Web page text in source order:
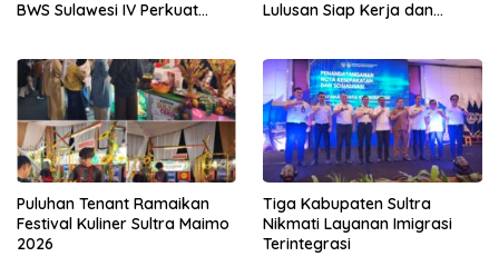
BWS Sulawesi IV Perkuat
Lulusan Siap Kerja dan
Puluhan Tenant Ramaikan
Festival Kuliner Sultra Maimo
2026
Tiga Kabupaten Sultra
Nikmati Layanan Imigrasi
Terintegrasi